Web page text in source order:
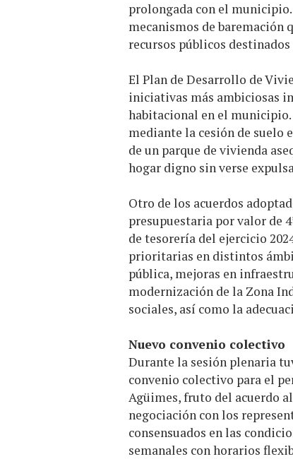
prolongada con el
mecanismos de
recursos públicos
El Plan de Desarrollo de
iniciativas más ambiciosas
habitacional en el
mediante la cesión de suelo
de un parque de vivienda
hogar digno sin verse
Otro de los acuerdos
presupuestaria por valor de
de tesorería del ejercicio
prioritarias en distintos
pública, mejoras en
modernización de la Zona
sociales, así como la
Nuevo convenio colectivo
Durante la sesión plenaria
convenio colectivo para el
Agüimes, fruto del acuerdo
negociación con los
consensuados en las
semanales con horarios